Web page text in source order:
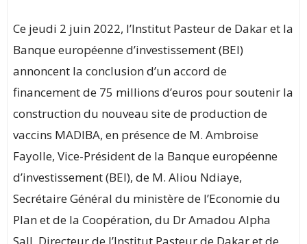
Ce jeudi 2 juin 2022, l’Institut Pasteur de Dakar et la
Banque européenne d’investissement (BEI)
annoncent la conclusion d’un accord de
financement de 75 millions d’euros pour soutenir la
construction du nouveau site de production de
vaccins MADIBA, en présence de M. Ambroise
Fayolle, Vice-Président de la Banque européenne
d’investissement (BEI), de M. Aliou Ndiaye,
Secrétaire Général du ministère de l’Economie du
Plan et de la Coopération, du Dr Amadou Alpha